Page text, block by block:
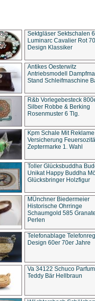
Sektgläser Sektschalen
Luminarc Cavalier Rot
Design Klassiker
Antikes Oesterwitz
Antriebsmodell
Stand Schleifmaschine
R&b Vorlegebesteck
Silber Robbe & Berking
Rosenmuster 6 Tlg.
Kpm Schale Mit Reklame
Versicherung
Zeptermarke 1. Wahl
Toller Glücksbuddha
Unikat Happy Buddha
Glücksbringer Holzfigur
MÜnchner Biedermeier
Historische Ohrringe
Schaumgold 585
Perlen
Telefonablage
Design 60er 70er Jahre
Va 34122 Schuco
Teddy Bär Hellbraun